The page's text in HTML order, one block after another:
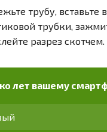
трубу, вставьте
трубки,
разрез скотчем.
лет вашему